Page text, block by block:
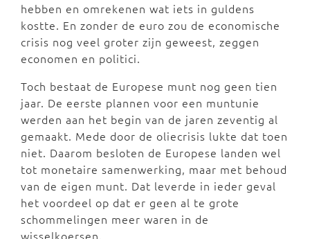
hebben en omrekenen wat iets in guldens
kostte. En zonder de euro zou de economische
crisis nog veel groter zijn geweest, zeggen
economen en politici.
Toch bestaat de Europese munt nog geen tien
jaar. De eerste plannen voor een muntunie
werden aan het begin van de jaren zeventig al
gemaakt. Mede door de oliecrisis lukte dat toen
niet. Daarom besloten de Europese landen wel
tot monetaire samenwerking, maar met behoud
van de eigen munt. Dat leverde in ieder geval
het voordeel op dat er geen al te grote
schommelingen meer waren in de
wisselkoersen.